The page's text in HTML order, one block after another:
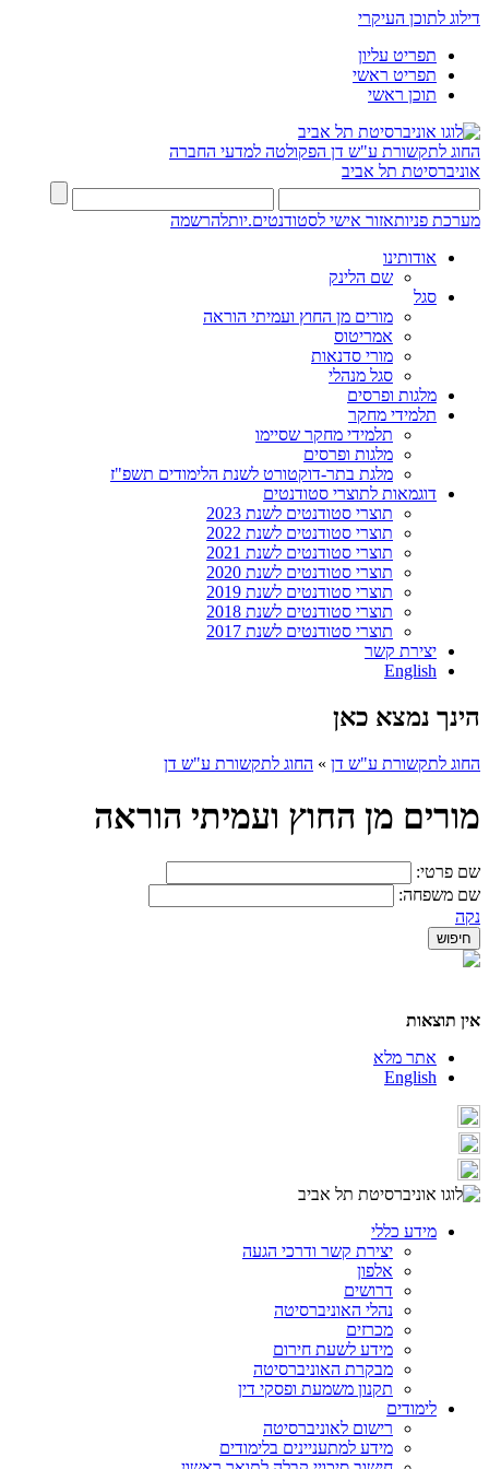
דילוג לתוכן העיקרי
תפריט עליון
תפריט ראשי
תוכן ראשי
החוג לתקשורת ע"ש דן הפקולטה למדעי החברה
אוניברסיטת תל אביב
מערכת פניותאזור אישי לסטודנטים.יותלהרשמה
אודותינו
שם הלינק
סגל
מורים מן החוץ ועמיתי הוראה
אמריטוס
מורי סדנאות
סגל מנהלי
מלגות ופרסים
תלמידי מחקר
תלמידי מחקר שסיימו
מלגות ופרסים
מלגת בתר-דוקטורט לשנת הלימודים תשפ"ז
דוגמאות לתוצרי סטודנטים
תוצרי סטודנטים לשנת 2023
תוצרי סטודנטים לשנת 2022
תוצרי סטודנטים לשנת 2021
תוצרי סטודנטים לשנת 2020
תוצרי סטודנטים לשנת 2019
תוצרי סטודנטים לשנת 2018
תוצרי סטודנטים לשנת 2017
יצירת קשר
English
הינך נמצא כאן
החוג לתקשורת ע"ש דן » החוג לתקשורת ע"ש דן
מורים מן החוץ ועמיתי הוראה
שם פרטי:
שם משפחה:
נקה
אין תוצאות
אתר מלא
English
מידע כללי
יצירת קשר ודרכי הגעה
אלפון
דרושים
נהלי האוניברסיטה
מכרזים
מידע לשעת חירום
מבקרת האוניברסיטה
תקנון משמעת ופסקי דין
לימודים
רישום לאוניברסיטה
מידע למתעניינים בלימודים